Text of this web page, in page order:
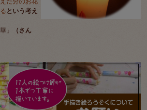
という考え
」
（さん